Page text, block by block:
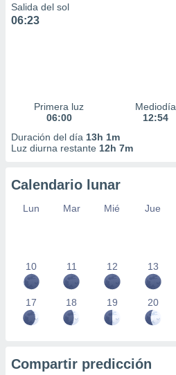
Salida del sol
06:23
Primera luz
06:00
Mediodía
12:54
Duración del día 13h 1m
Luz diurna restante 12h 7m
Calendario lunar
Lun Mar Mié Jue
10 11 12 13
17 18 19 20
Compartir predicción